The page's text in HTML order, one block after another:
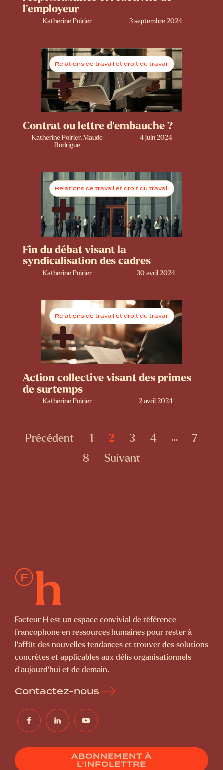
l'employeur
Katherine Poirier 3 septembre 2024
Relations de travail et droit du travail
Contrat ou lettre d'embauche ?
Katherine Poirier, Maude
Rodrigue
4 juin 2024
Relations de travail et droit du travail
Fin du débat visant la
syndicalisation des cadres
Katherine Poirier 30 avril 2024
Relations de travail et droit du travail
Action collective visant des primes
de surtemps
Katherine Poirier 2 avril 2024
Précédent 1 2 3 4 …
7
8
Suivant
Facteur H est un espace convivial de référence
francophone en ressources humaines pour rester à
l’affût des nouvelles tendances et trouver des solutions
concrètes et applicables aux défis organisationnels
d’aujourd’hui et de demain.
Contactez-nous
ABONNEMENT À
L’INFOLETTRE